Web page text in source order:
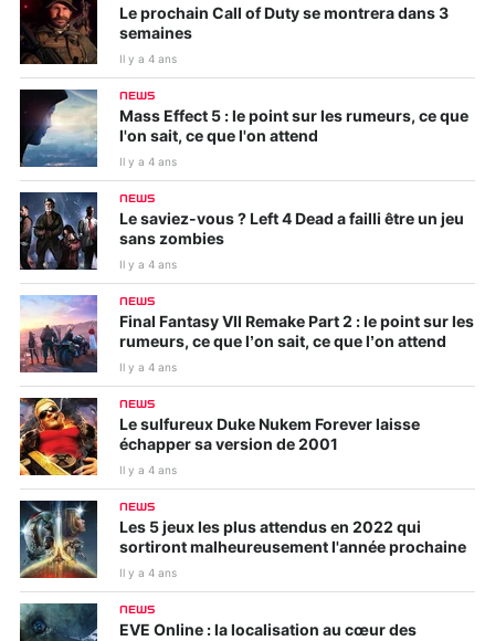
Le prochain Call of Duty se montrera dans 3
semaines
Il y a 4 ans
NEWS
Mass Effect 5 : le point sur les rumeurs, ce que
l'on sait, ce que l'on attend
Il y a 4 ans
NEWS
Le saviez-vous ? Left 4 Dead a failli être un jeu
sans zombies
Il y a 4 ans
NEWS
Final Fantasy VII Remake Part 2 : le point sur les
rumeurs, ce que l’on sait, ce que l’on attend
Il y a 4 ans
NEWS
Le sulfureux Duke Nukem Forever laisse
échapper sa version de 2001
Il y a 4 ans
NEWS
Les 5 jeux les plus attendus en 2022 qui
sortiront malheureusement l'année prochaine
Il y a 4 ans
NEWS
EVE Online : la localisation au cœur des